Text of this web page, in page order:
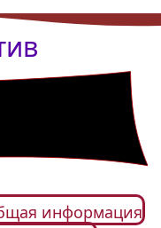
информация